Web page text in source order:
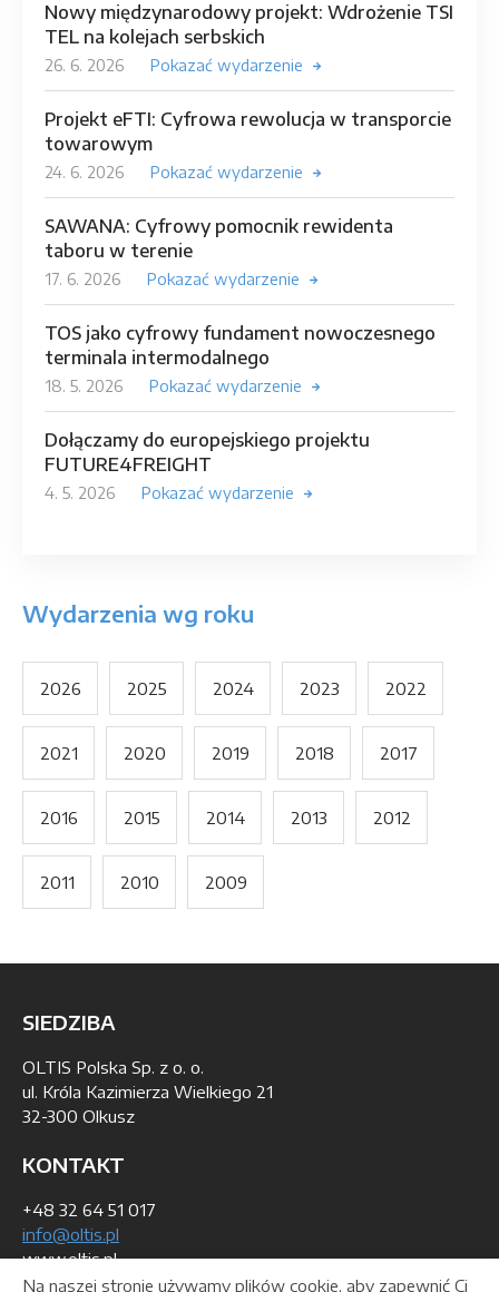
Nowy międzynarodowy projekt: Wdrożenie TSI
TEL na kolejach serbskich
26. 6. 2026 Pokazać wydarzenie
Projekt eFTI: Cyfrowa rewolucja w transporcie
towarowym
24. 6. 2026 Pokazać wydarzenie
SAWANA: Cyfrowy pomocnik rewidenta
taboru w terenie
17. 6. 2026 Pokazać wydarzenie
TOS jako cyfrowy fundament nowoczesnego
terminala intermodalnego
18. 5. 2026 Pokazać wydarzenie
Dołączamy do europejskiego projektu
FUTURE4FREIGHT
4. 5. 2026 Pokazać wydarzenie
Wydarzenia wg roku
2026 2025 2024 2023 2022
2021 2020 2019 2018 2017
2016 2015 2014 2013 2012
2011 2010 2009
SIEDZIBA
OLTIS Polska Sp. z o. o.
ul. Króla Kazimierza Wielkiego 21
32-300 Olkusz
KONTAKT
+48 32 64 51 017
info@oltis.pl
www.oltis.pl
Na naszej stronie używamy plików cookie, aby zapewnić Ci